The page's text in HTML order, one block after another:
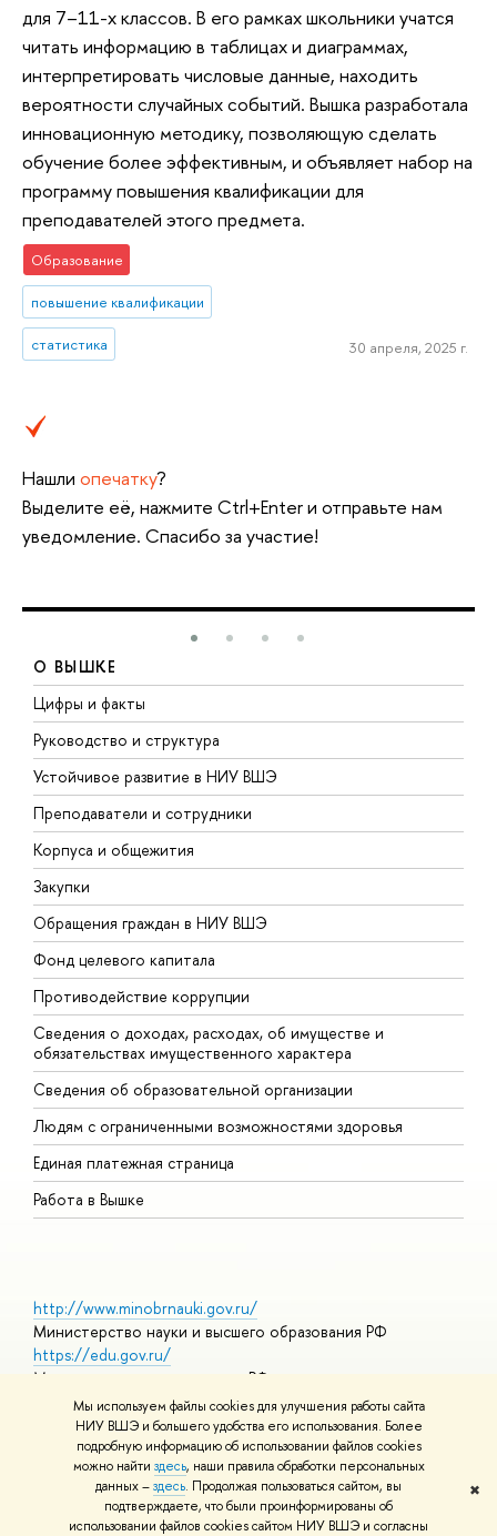
Мы используем файлы cookies для улучшения работы сайта
НИУ ВШЭ и большего удобства его использования. Более
подробную информацию об использовании файлов cookies
можно найти здесь, наши правила обработки персональных
данных –здесь. Продолжая пользоваться сайтом, вы
подтверждаете, что были проинформированы об
использовании файлов cookies сайтом НИУ ВШЭ и согласны
✖
для 7–11-х классов. В его рамках школьники учатся
читать информацию в таблицах и диаграммах,
интерпретировать числовые данные, находить
вероятности случайных событий. Вышка разработала
инновационную методику, позволяющую сделать
обучение более эффективным, и объявляет набор на
программу повышения квалификации для
преподавателей этого предмета.
Образование
повышение квалификации
статистика 30 апреля, 2025 г.
Нашли опечатку?
Выделите её, нажмите Ctrl+Enter и отправьте нам
уведомление. Спасибо за участие!
О ВЫШКЕ
Цифры и факты
Руководство и структура
Устойчивое развитие в НИУ ВШЭ
Преподаватели и сотрудники
Корпуса и общежития
Закупки
Обращения граждан в НИУ ВШЭ
Фонд целевого капитала
Противодействие коррупции
Сведения о доходах, расходах, об имуществе и
обязательствах имущественного характера
Сведения об образовательной организации
Людям с ограниченными возможностями здоровья
Единая платежная страница
Работа в Вышке
http://www.minobrnauki.gov.ru/
Министерство науки и высшего образования РФ
https://edu.gov.ru/
Министерство просвещения РФ
https://elearning.hse.ru/mooc
Массовые открытые онлайн-курсы
© НИУ ВШЭ 1993–2026 Адреса и контактыУсловия
использования материалов Политика конфиденциальности